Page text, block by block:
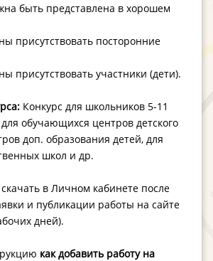
быть представлена в хорошем
присутствовать посторонние
присутствовать участники (дети).
Конкурс для школьников 5-11
для обучающихся центров детского
доп. образования детей, для
школ и др.
в Личном кабинете после
и публикации работы на сайте
дней).
как добавить работу на